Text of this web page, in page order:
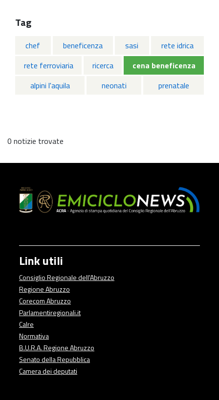
Tag
chef beneficenza sasi
rete idrica
rete ferroviaria
ricerca
cena beneficenza
alpini l'aquila
neonati prenatale
0 notizie trovate
Link utili
Consiglio Regionale dell'Abruzzo
Regione Abruzzo
Corecom Abruzzo
Parlamentiregionali.it
Calre
Normativa
B.U.R.A. Regione Abruzzo
Senato della Repubblica
Camera dei deputati